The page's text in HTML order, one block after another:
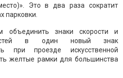
Это в два раза сократит
парковки.
объединить знаки скорости и
в один новый знак
при проезде искусственной
желтые рамки для большинства